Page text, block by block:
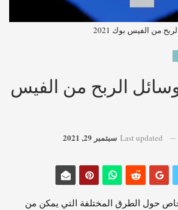
من الفيس بوك 2021
الربح من الفيس
Last updated سبتمبر 29, 2021
حول الطرق المختلفة التي يمكن من